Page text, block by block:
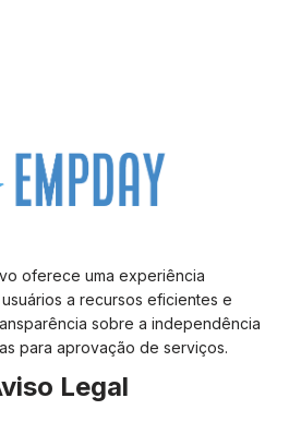
oferece uma experiência
a recursos eficientes e
sobre a independência
para aprovação de serviços.
Legal